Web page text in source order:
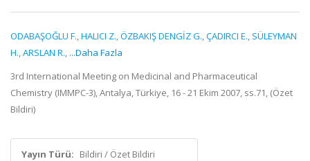
ODABAŞOĞLU F.,HALICI Z.,ÖZBAKIŞ DENGİZ G.,ÇADIRCI E., SÜLEYMAN
H.,ARSLAN R., ...Daha Fazla
3rd International Meeting on Medicinal and Pharmaceutical
Chemistry (IMMPC-3), Antalya, Türkiye, 16 - 21 Ekim 2007, ss.71, (Özet
Bildiri)
Yayın Türü: Bildiri / Özet Bildiri